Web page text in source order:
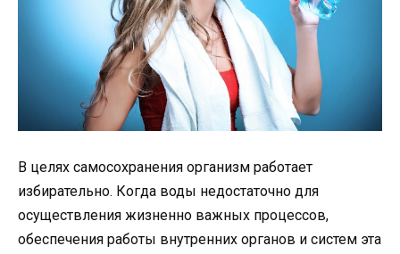
В целях самосохранения организм работает
избирательно. Когда воды недостаточно для
осуществления жизненно важных процессов,
обеспечения работы внутренних органов и систем эта